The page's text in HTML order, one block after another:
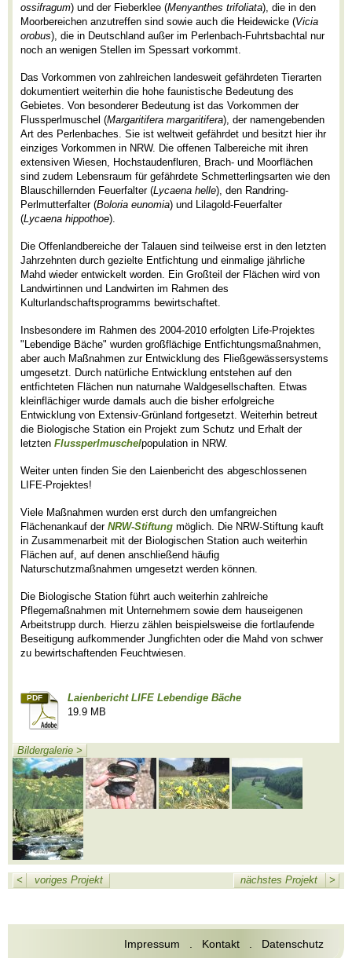
ossifragum) und der Fieberklee (Menyanthes trifoliata), die in den
Moorbereichen anzutreffen sind sowie auch die Heidewicke (Vicia
orobus), die in Deutschland außer im Perlenbach-Fuhrtsbachtal nur
noch an wenigen Stellen im Spessart vorkommt.
Das Vorkommen von zahlreichen landesweit gefährdeten Tierarten
dokumentiert weiterhin die hohe faunistische Bedeutung des
Gebietes. Von besonderer Bedeutung ist das Vorkommen der
Flussperlmuschel (Margaritifera margaritifera), der namengebenden
Art des Perlenbaches. Sie ist weltweit gefährdet und besitzt hier ihr
einziges Vorkommen in NRW. Die offenen Talbereiche mit ihren
extensiven Wiesen, Hochstaudenfluren, Brach- und Moorflächen
sind zudem Lebensraum für gefährdete Schmetterlingsarten wie den
Blauschillernden Feuerfalter (Lycaena helle), den Randring-
Perlmutterfalter (Boloria eunomia) und Lilagold-Feuerfalter
(Lycaena hippothoe).
Die Offenlandbereiche der Talauen sind teilweise erst in den letzten
Jahrzehnten durch gezielte Entfichtung und einmalige jährliche
Mahd wieder entwickelt worden. Ein Großteil der Flächen wird von
Landwirtinnen und Landwirten im Rahmen des
Kulturlandschaftsprogramms bewirtschaftet.
Insbesondere im Rahmen des 2004-2010 erfolgten Life-Projektes
"Lebendige Bäche" wurden großflächige Entfichtungsmaßnahmen,
aber auch Maßnahmen zur Entwicklung des Fließgewässersystems
umgesetzt. Durch natürliche Entwicklung entstehen auf den
entfichteten Flächen nun naturnahe Waldgesellschaften. Etwas
kleinflächiger wurde damals auch die bisher erfolgreiche
Entwicklung von Extensiv-Grünland fortgesetzt. Weiterhin betreut
die Biologische Station ein Projekt zum Schutz und Erhalt der
letzten Flussperlmuschelpopulation in NRW.
Weiter unten finden Sie den Laienbericht des abgeschlossenen
LIFE-Projektes!
Viele Maßnahmen wurden erst durch den umfangreichen
Flächenankauf der NRW-Stiftung möglich. Die NRW-Stiftung kauft
in Zusammenarbeit mit der Biologischen Station auch weiterhin
Flächen auf, auf denen anschließend häufig
Naturschutzmaßnahmen umgesetzt werden können.
Die Biologische Station führt auch weiterhin zahlreiche
Pflegemaßnahmen mit Unternehmern sowie dem hauseigenen
Arbeitstrupp durch. Hierzu zählen beispielsweise die fortlaufende
Beseitigung aufkommender Jungfichten oder die Mahd von schwer
zu bewirtschaftenden Feuchtwiesen.
PDF
Laienbericht LIFE Lebendige Bäche
19.9 MB
Bildergalerie>
voriges Projekt
< nächstes Projekt >
Impressum Kontakt Datenschutz